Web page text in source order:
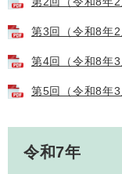
第3回（令和8年
第4回（令和8年
第5回（令和8年
令和7年